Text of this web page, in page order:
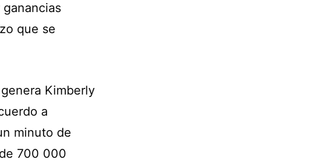
que se
Kimberly
a
minuto de
700 000